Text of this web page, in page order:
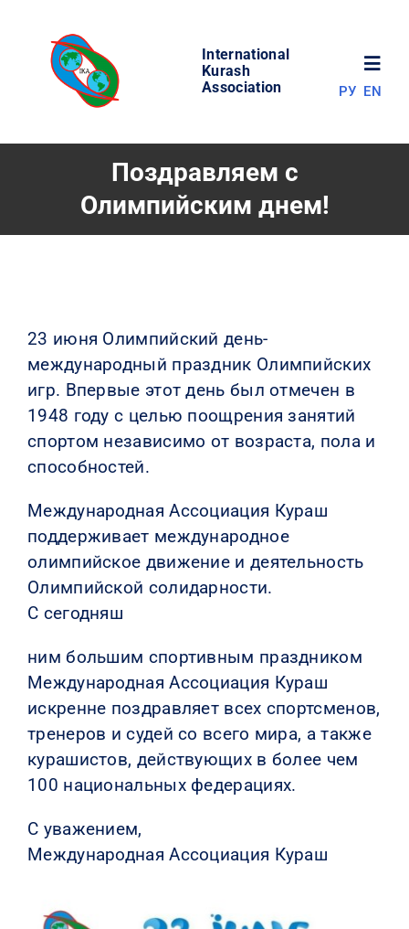
content
International
Kurash
Association
МИР КУРАША
КОНТАКТЫ
РУ EN
Поздравляем с
Олимпийским днем!
23 июня Олимпийский день-
международный праздник Олимпийских
игр. Впервые этот день был отмечен в
1948 году с целью поощрения занятий
спортом независимо от возраста, пола и
способностей.
Международная Ассоциация Кураш
поддерживает международное
олимпийское движение и деятельность
Олимпийской солидарности.
С сегодняш
ним большим спортивным праздником
Международная Ассоциация Кураш
искренне поздравляет всех спортсменов,
тренеров и судей со всего мира, а также
курашистов, действующих в более чем
100 национальных федерациях.
С уважением,
Международная Ассоциация Кураш